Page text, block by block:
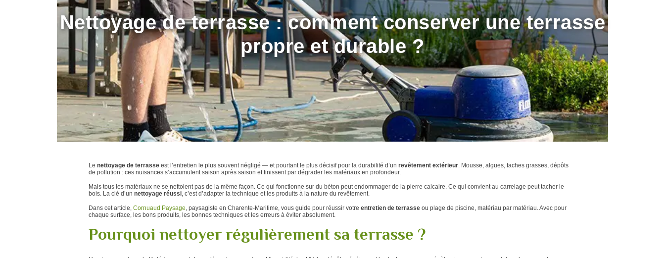
Nettoyage de terrasse : comment conserver une terrasse
propre et durable ?
Le nettoyage de terrasseest l’entretien le plus souvent négligé — et pourtant le plus décisif pour la durabilité d’un revêtement extérieur. Mousse, algues, taches grasses, dépôts
de pollution : ces nuisances s’accumulent saison après saison et finissent par dégrader les matériaux en profondeur.
Mais tous les matériaux ne se nettoient pas de la même façon. Ce qui fonctionne sur du béton peut endommager de la pierre calcaire. Ce qui convient au carrelage peut tacher le
bois. La clé d’un nettoyage réussi, c’est d’adapter la technique et les produits à la nature du revêtement.
Dans cet article, Cornuaud Paysage, paysagiste en Charente-Maritime, vous guide pour réussir votre entretien de terrasseou plage de piscine, matériau par matériau. Avec pour
chaque surface, les bons produits, les bonnes techniques et les erreurs à éviter absolument.
Pourquoi nettoyer régulièrement sa terrasse ?